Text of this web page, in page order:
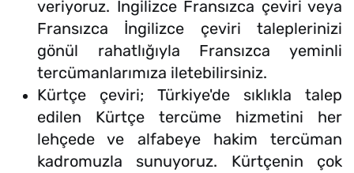
veriyoruz. İngilizce Fransızca çeviri veya
Fransızca İngilizce çeviri taleplerinizi
gönül rahatlığıyla Fransızca yeminli
tercümanlarımıza iletebilirsiniz.
Kürtçe çeviri; Türkiye'de sıklıkla talep
edilen Kürtçe tercüme hizmetini her
lehçede ve alfabeye hakim tercüman
kadromuzla sunuyoruz. Kürtçenin çok